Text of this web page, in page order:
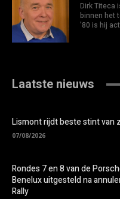
Dirk Titeca
binnen het
'80 is hij
Laatste nieuws
Lismont rijdt beste stint van
07/08/2026
Rondes 7 en 8 van de
Benelux uitgesteld na
Rally